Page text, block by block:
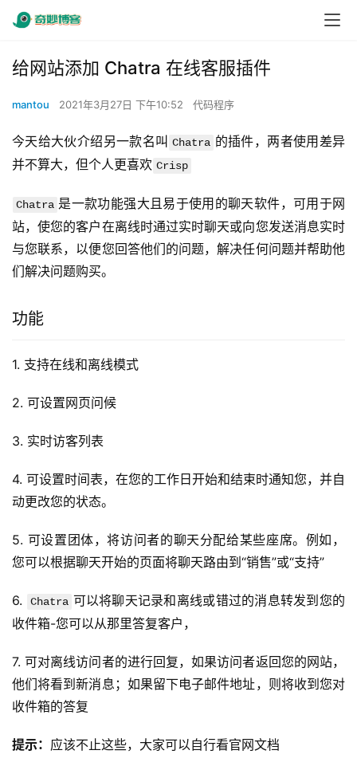
给网站添加 Chatra 在线客服插件
mantou 2021年3月27日 下午10:52 代码程序
今天给大伙介绍另一款名叫 Chatra 的插件，两者使用差异
并不算大，但个人更喜欢 Crisp
Chatra 是一款功能强大且易于使用的聊天软件，可用于网
站，使您的客户在离线时通过实时聊天或向您发送消息实时
与您联系，以便您回答他们的问题，解决任何问题并帮助他
们解决问题购买。
功能
1. 支持在线和离线模式
2. 可设置网页问候
3. 实时访客列表
4. 可设置时间表，在您的工作日开始和结束时通知您，并自
动更改您的状态。
5. 可设置团体，将访问者的聊天分配给某些座席。例如，
您可以根据聊天开始的页面将聊天路由到“销售”或“支持”
6. Chatra 可以将聊天记录和离线或错过的消息转发到您的
收件箱-您可以从那里答复客户，
7. 可对离线访问者的进行回复，如果访问者返回您的网站，
他们将看到新消息；如果留下电子邮件地址，则将收到您对
收件箱的答复
提示： 应该不止这些，大家可以自行看官网文档